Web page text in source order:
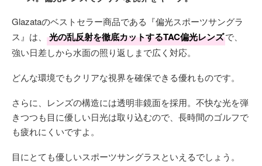
Glazataのベストセラー商品である『偏光スポーツサングラ
ス』は、
光の乱反射を徹底カットするTAC偏光レンズで、
強い日差しから水面の照り返しまで広く対応。
どんな環境でもクリアな視界を確保できる優れものです。
さらに、レンズの構造には透明非鏡面を採用。不快な光を弾
きつつも目に優しい日光は取り込むので、長時間のゴルフで
も疲れにくいですよ。
目にとても優しいスポーツサングラスといえるでしょう。